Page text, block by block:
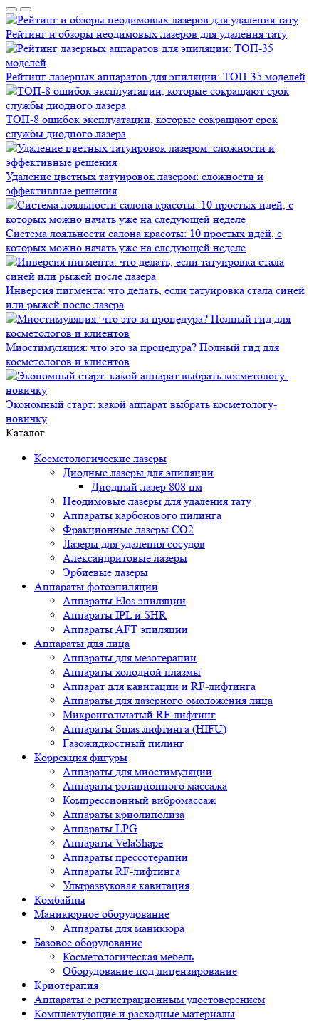
Рейтинг и обзоры неодимовых лазеров для удаления тату
Рейтинг лазерных аппаратов для эпиляции: ТОП-35 моделей
ТОП-8 ошибок эксплуатации, которые сокращают срок
службы диодного лазера
Удаление цветных татуировок лазером: сложности и
эффективные решения
Система лояльности салона красоты: 10 простых идей, с
которых можно начать уже на следующей неделе
Инверсия пигмента: что делать, если татуировка стала синей
или рыжей после лазера
Миостимуляция: что это за процедура? Полный гид для
косметологов и клиентов
Экономный старт: какой аппарат выбрать косметологу-
новичку
Каталог
Косметологические лазеры
Диодные лазеры для эпиляции
Диодный лазер 808 нм
Неодимовые лазеры для удаления тату
Аппараты карбонового пилинга
Фракционные лазеры CO2
Лазеры для удаления сосудов
Александритовые лазеры
Эрбиевые лазеры
Аппараты фотоэпиляции
Аппараты Elos эпиляции
Аппараты IPL и SHR
Аппараты AFT эпиляции
Аппараты для лица
Аппараты для мезотерапии
Аппараты холодной плазмы
Аппарат для кавитации и RF-лифтинга
Аппараты для лазерного омоложения лица
Микроигольчатый RF-лифтинг
Аппараты Smas лифтинга (HIFU)
Газожидкостный пилинг
Коррекция фигуры
Аппараты для миостимуляции
Аппараты ротационного массажа
Компрессионный вибромассаж
Аппараты криолиполиза
Аппараты LPG
Аппараты VelaShape
Аппараты прессотерапии
Аппараты RF-лифтинга
Ультразвуковая кавитация
Комбайны
Маникюрное оборудование
Аппараты для маникюра
Базовое оборудование
Косметологическая мебель
Оборудование под лицензирование
Криотерапия
Аппараты c регистрационным удостоверением
Комплектующие и расходные материалы